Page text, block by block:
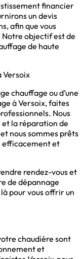
financier
un devis
afin que vous
Notre objectif est de
de haute
Versoix
chauffage ou d’une
à Versoix, faites
Nous
et la réparation de
nous sommes prêts
efficacement et
rendez-vous et
de dépannage
pour vous offrir un
chaudière sont
et